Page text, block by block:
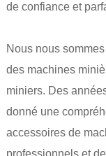
de confiance et
Nous nous
des machines
miniers. Des
donné une
accessoires de